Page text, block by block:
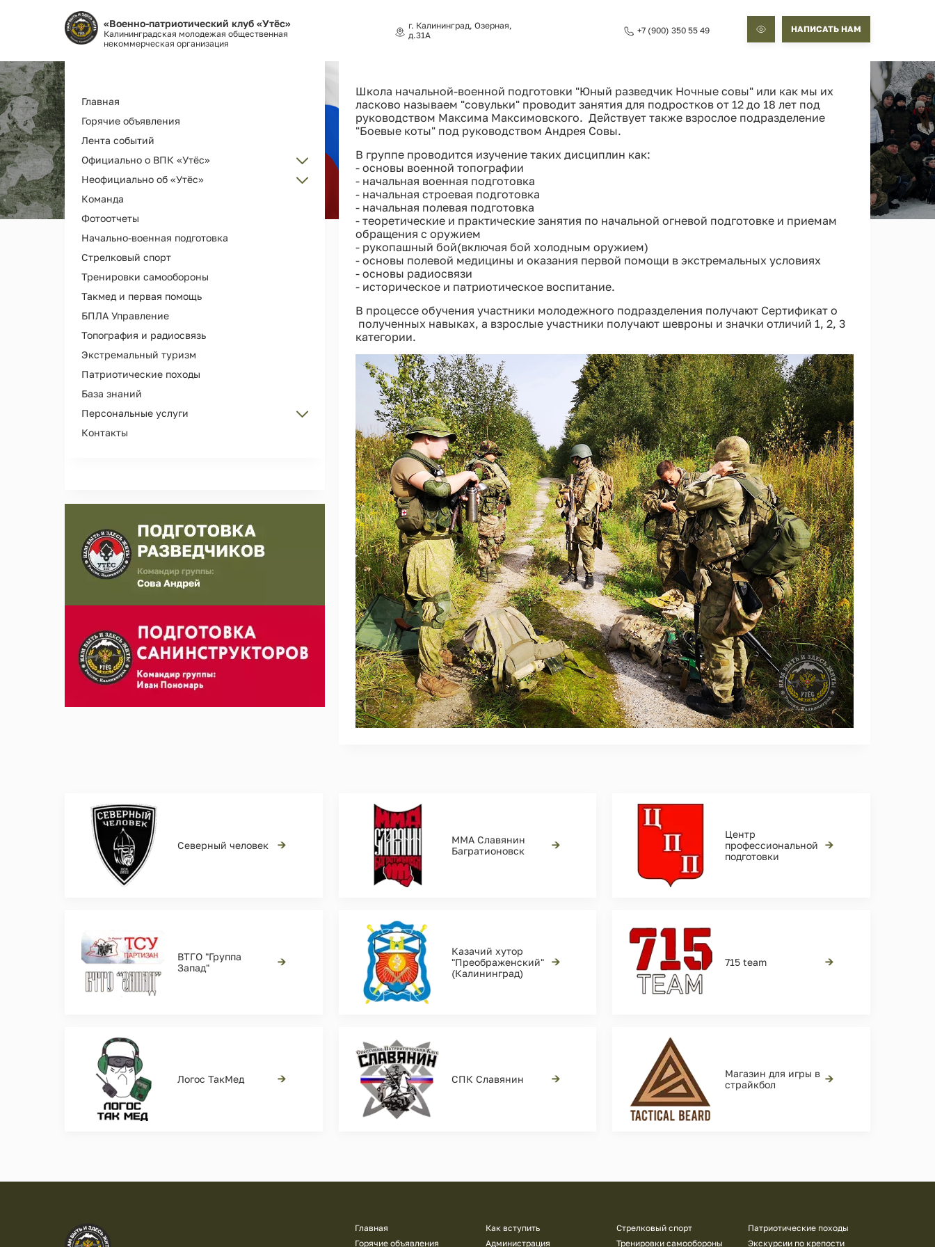
«Военно-патриотический клуб «Утёс»
Калининградская молодежая общественная
некоммерческая организация
г. Калининград, Озерная,
д.31А
+7 (900) 350 55 49 НАПИСАТЬ НАМ
Основная
навигация
Главная
Горячие объявления
Лента событий
Официально о ВПК «Утёс»
Администрация
Об организации ВПК «Утёс»
Как вступить
Наша деятельность и услуги
История РГ "Утёс"
Как помочь
Неофициально об «Утёс»
Наш клуб ВПК "Утёс"
Награды и дипломы
Наши выпускники
Мерч и сувениры
Видео
Библиотека клуба
Команда
Фотоотчеты
Начально-военная подготовка
Стрелковый спорт
Тренировки самообороны
Такмед и первая помощь
БПЛА Управление
Топография и радиосвязь
Экстремальный туризм
Патриотические походы
База знаний
Персональные услуги
Персональные тренировки
Контакты
Школа начальной-военной подготовки "Юный разведчик Ночные совы" или как мы их
ласково называем "совульки" проводит занятия для подростков от 12 до 18 лет под
руководством Максима Максимовского. Действует также взрослое подразделение
"Боевые коты" под руководством Андрея Совы.
В группе проводится изучение таких дисциплин как:
- основы военной топографии
- начальная военная подготовка
- начальная строевая подготовка
- начальная полевая подготовка
- теоретические и практические занятия по начальной огневой подготовке и приемам
обращения с оружием
- рукопашный бой(включая бой холодным оружием)
- основы полевой медицины и оказания первой помощи в экстремальных условиях
- основы радиосвязи
- историческое и патриотическое воспитание.
В процессе обучения участники молодежного подразделения получают Сертификат о
полученных навыках, а взрослые участники получают шевроны и значки отличий 1, 2, 3
категории.
Северный человек →
ММА Славянин
Багратионовск
→
Центр
профессиональной
подготовки
→
ВТГО "Группа
Запад"
→
Казачий хутор
"Преображенский"
(Калининград)
→ 715 team →
Логос ТакМед → СПК Славянин →
Магазин для игры в
страйкбол
→
Подвал
Главная
Горячие объявления
Как вступить
Администрация
Стрелковый спорт
Тренировки самообороны
Патриотические походы
Экскурсии по крепости